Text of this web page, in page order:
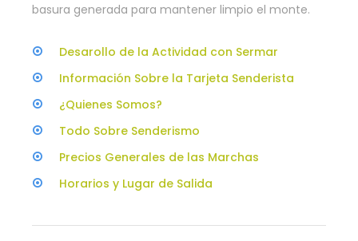
basura generada para mantener limpio el monte.
Desarollo de la Actividad con Sermar
Información Sobre la Tarjeta Senderista
¿Quienes Somos?
Todo Sobre Senderismo
Precios Generales de las Marchas
Horarios y Lugar de Salida